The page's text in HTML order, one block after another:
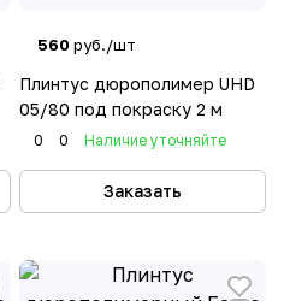
560 руб./шт
Плинтус дюрополимер UHD
05/80 под покраску 2 м
0 0 Наличие уточняйте
Заказать